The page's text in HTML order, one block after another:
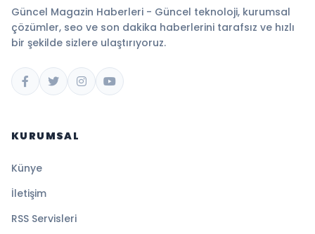
Güncel Magazin Haberleri - Güncel teknoloji, kurumsal
çözümler, seo ve son dakika haberlerini tarafsız ve hızlı
bir şekilde sizlere ulaştırıyoruz.
KURUMSAL
Künye
İletişim
RSS Servisleri